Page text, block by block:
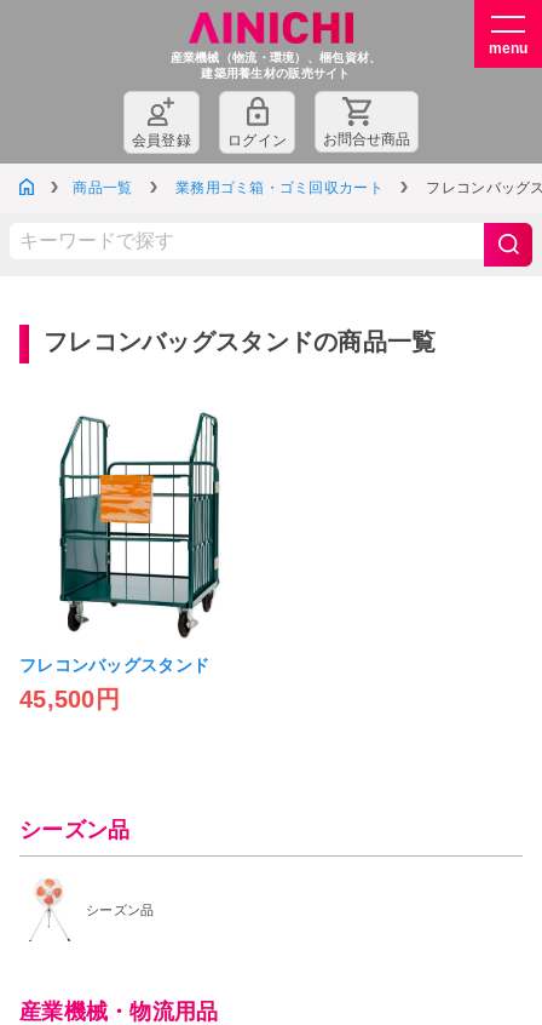
産業機械（物流・環境）、梱包資材、
建築用養生材の販売サイト
会員登録 ログイン お問合せ商品
商品一覧 業務用ゴミ箱・ゴミ回収カート フレコンバッグ
フレコンバッグスタンドの商品一覧
フレコンバッグスタンド
45,500円
シーズン品
シーズン品
産業機械・物流用品